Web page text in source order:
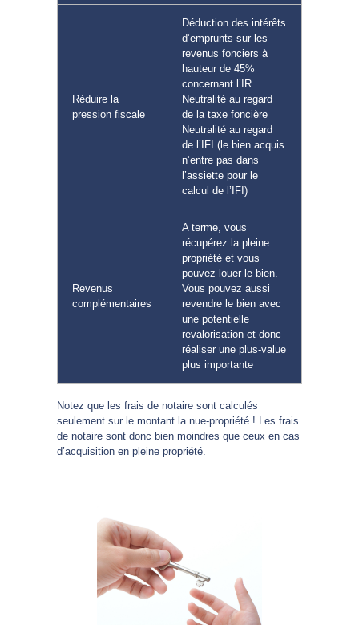
Réduire la
pression fiscale
Déduction des intérêts
d’emprunts sur les
revenus fonciers à
hauteur de 45%
concernant l’IR
Neutralité au regard
de la taxe foncière
Neutralité au regard
de l’IFI (le bien acquis
n’entre pas dans
l’assiette pour le
calcul de l’IFI)
Revenus
complémentaires
A terme, vous
récupérez la pleine
propriété et vous
pouvez louer le bien.
Vous pouvez aussi
revendre le bien avec
une potentielle
revalorisation et donc
réaliser une plus-value
plus importante
Notez que les frais de notaire sont calculés
seulement sur le montant la nue-propriété ! Les frais
de notaire sont donc bien moindres que ceux en cas
d’acquisition en pleine propriété.